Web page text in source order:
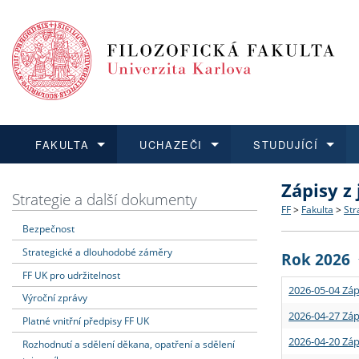
FAKULTA
Dozvědět se více
Struktura
Strategie
Podpora
UCHAZEČI
Podat přihlášku
Co
Učitelské
STUDUJÍCÍ
Dozvědět se více
Rigorózní
Dozvědět se více
O vědě a
Granty a
Dozvědět se více
Aktuální
Strategie a další dokumenty
Bezpečnost
Strategické a dlouhodobé záměry
FF UK pro udržitelnost
Výroční zprávy
Platné vnitřní předpisy FF UK
Rozhodnutí a sdělení děkana, opatření a sdělení
Zápisy
FF > Fakulta >
Rok 2026
2026-05-04
2026-04-27
2026-04-20